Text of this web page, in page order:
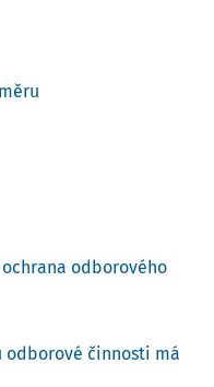
odborového
odborové činnosti má